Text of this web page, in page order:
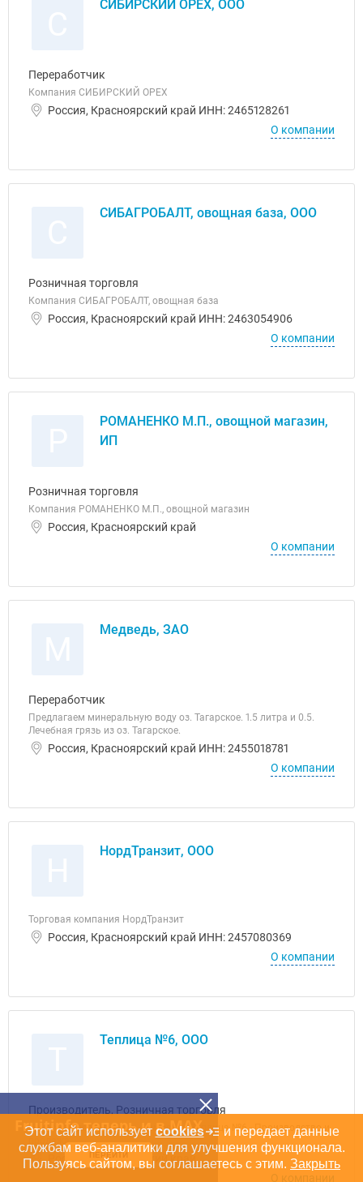
СИБИРСКИЙ ОРЕХ, ООО
Переработчик
Компания СИБИРСКИЙ ОРЕХ
Россия, Красноярский край ИНН: 2465128261
О компании
СИБАГРОБАЛТ, овощная база, ООО
Розничная торговля
Компания СИБАГРОБАЛТ, овощная база
Россия, Красноярский край ИНН: 2463054906
О компании
РОМАНЕНКО М.П., овощной магазин,
ИП
Розничная торговля
Компания РОМАНЕНКО М.П., овощной магазин
Россия, Красноярский край
О компании
Медведь, ЗАО
Переработчик
Предлагаем минеральную воду оз. Тагарское. 1.5 литра и 0.5.
Лечебная грязь из оз. Тагарское.
Россия, Красноярский край ИНН: 2455018781
О компании
НордТранзит, ООО
Торговая компания НордТранзит
Россия, Красноярский край ИНН: 2457080369
О компании
Теплица №6, ООО
Производитель, Розничная торговля
Основная деятельность компании Теплица №6 - Производство и
продажа
Россия, Красноярский край
О компании
Fruitinfo теперь и в MAX
ПЕРЕЙТИ
Этот сайт использует cookies
и передает данные
службам веб-аналитики для улучшения функционала.
Пользуясь сайтом, вы соглашаетесь с этим. Закрыть